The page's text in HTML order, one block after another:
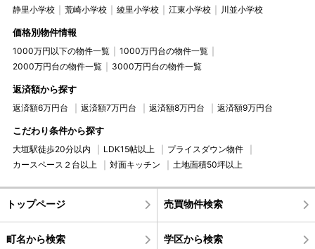
静里小学校
荒崎小学校 綾里小学校 江東小学校 川並小学校
価格別物件情報
1000万円以下の物件一覧
1000万円台の物件一覧
2000万円台の物件一覧
3000万円台の物件一覧
返済額から探す
返済額6万円台 返済額7万円台 返済額8万円台 返済額9万円台
こだわり条件から探す
大垣駅徒歩20分以内 LDK15帖以上
プライスダウン物件
カースペース２台以上
対面キッチン 土地面積50坪以上
トップページ 売買物件検索
町名から検索 学区から検索